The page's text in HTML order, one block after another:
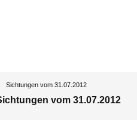
Sichtungen vom 31.07.2012
vom 31.07.2012